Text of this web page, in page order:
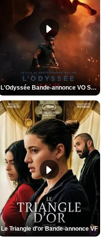
L'Odyssée Bande-annonce VO STFR
Le Triangle d'or Bande-annonce VF